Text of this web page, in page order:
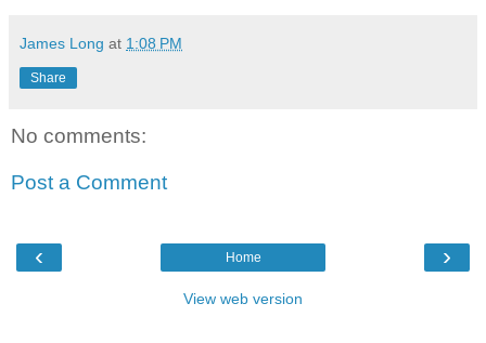
James Long at 1:08 PM
Share
No comments:
Post a Comment
‹ ›
Home
View web version